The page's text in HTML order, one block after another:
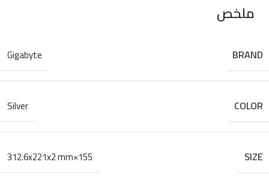
ملخص
BRAND
Gigabyte
COLOR
Silver
SIZE
155×312.6x221x2 mm